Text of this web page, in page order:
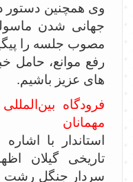
وی همچنین دستور
جهانی شدن
مصوب جلسه را
رفع موانع، حامل
های عزیز باشیم.
فرودگاه
مهمانان
استاندار با
تاریخی گیلان
سردار جنگل رشت